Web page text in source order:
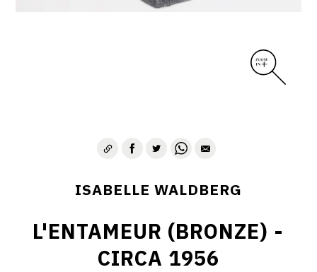
ISABELLE WALDBERG
L'ENTAMEUR (BRONZE) -
CIRCA 1956